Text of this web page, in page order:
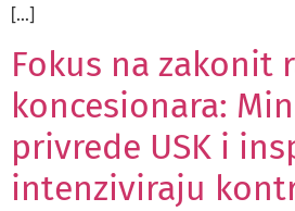
[…]
Fokus na zakonit
koncesionara:
privrede USK i
intenziviraju